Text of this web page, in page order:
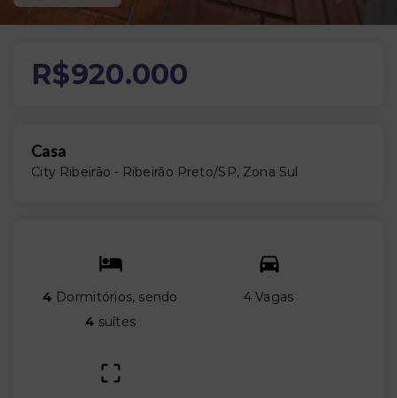
R$920.000
Casa
City Ribeirão - Ribeirão Preto/SP, Zona Sul
4 Dormitórios, sendo
4 suítes
4 Vagas